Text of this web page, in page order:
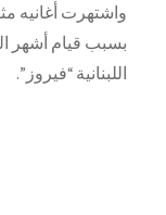
واشتهرت أغانيه
بسبب قيام أشهر
اللبنانية “فيروز”.